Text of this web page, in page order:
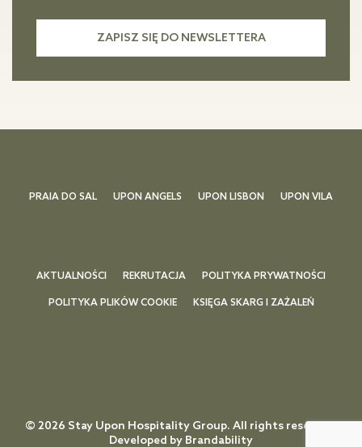
PRAIA DO SAL UPON ANGELS UPON LISBON UPON VILA
AKTUALNOŚCI REKRUTACJA POLITYKA PRYWATNOŚCI
POLITYKA PLIKÓW COOKIE KSIĘGA SKARG I ZAŻALEŃ
© 2026 Stay Upon Hospitality Group. All rights reserved.
Developed by Brandability